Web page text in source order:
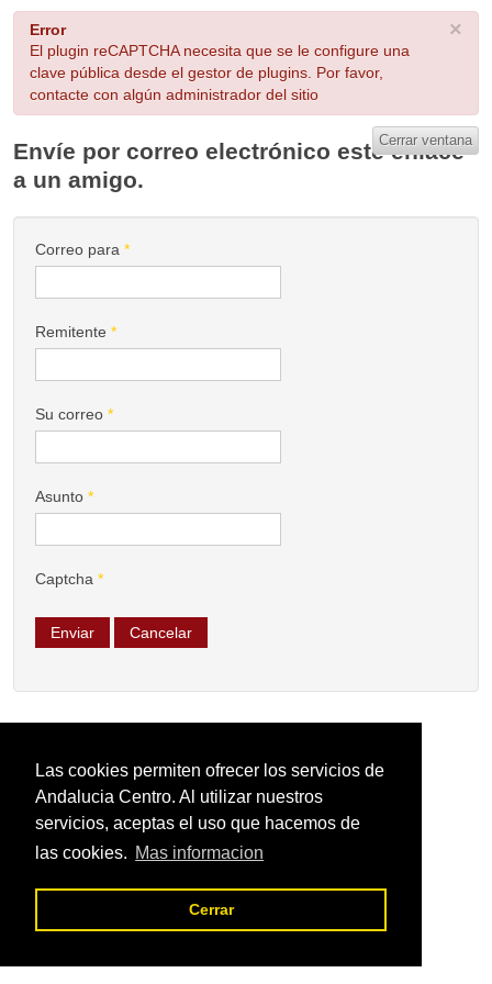
Las cookies permiten ofrecer los servicios de
Andalucia Centro. Al utilizar nuestros
servicios, aceptas el uso que hacemos de
las cookies. Mas informacion
Cerrar
×
Error
El plugin reCAPTCHA necesita que se le configure una
clave pública desde el gestor de plugins. Por favor,
contacte con algún administrador del sitio
Envíe por correo electrónico este enlace
a un amigo.
Cerrar ventana
Correo para *
Remitente *
Su correo *
Asunto *
Captcha *
Enviar Cancelar